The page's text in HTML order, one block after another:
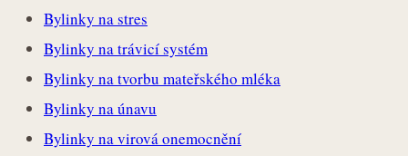
Bylinky na stres
Bylinky na trávicí systém
Bylinky na tvorbu mateřského mléka
Bylinky na únavu
Bylinky na virová onemocnění